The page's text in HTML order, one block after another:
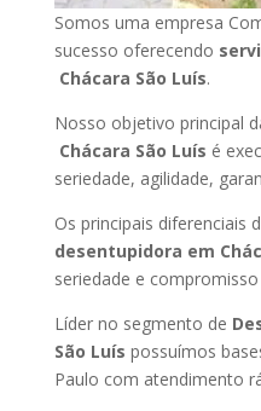
Somos uma empresa
sucesso oferecendo
Chácara São Luís.
Nosso objetivo principal
Chácara São Luís é
seriedade, agilidade,
Os principais diferenciais
desentupidora em
seriedade e
Líder no segmento de
São Luís possuímos
Paulo com atendimento